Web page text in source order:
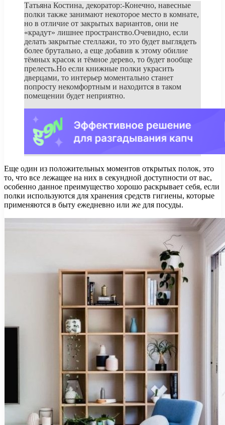
Татьяна Костина, декоратор:-Конечно, навесные
полки также занимают некоторое место в комнате,
но в отличие от закрытых вариантов, они не
«крадут» лишнее пространство.Очевидно, если
делать закрытые стеллажи, то это будет выглядеть
более брутально, а еще добавив к этому обилие
тёмных красок и тёмное дерево, то будет вообще
прелесть.Но если книжные полки украсить
дверцами, то интерьер моментально станет
попросту некомфортным и находится в таком
помещении будет неприятно.
Еще один из положительных моментов открытых полок, это
то, что все лежащее на них в секундной доступности от вас,
особенно данное преимущество хорошо раскрывает себя, если
полки используются для хранения средств гигиены, которые
применяются в быту ежедневно или же для посуды.